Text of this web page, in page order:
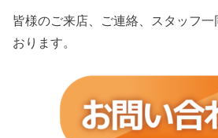
皆様のご来店、ご連絡、スタッフ
おります。